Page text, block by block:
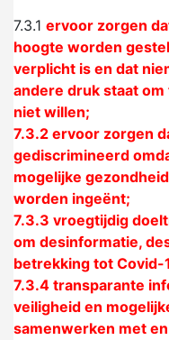
7.3.1 ervoor zorgen
hoogte worden
verplicht is en dat
andere druk staat
niet willen;
7.3.2 ervoor zorgen
gediscrimineerd
mogelijke
worden ingeënt;
7.3.3 vroegtijdig
om desinformatie,
betrekking tot Covid-
7.3.4 transparante
veiligheid en
samenwerken met